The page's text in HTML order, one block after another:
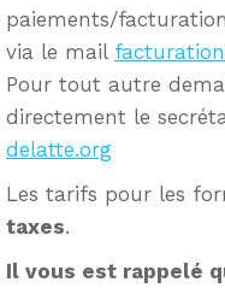
paiements/
via le mail
Pour tout autre
directement le
delatte.org
Les tarifs pour les
taxes.
Il vous est rappelé